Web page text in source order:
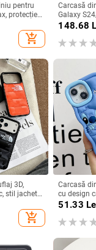
pentru
protecție
de
add_shopping_cart
Carcasă
Galaxy
prelucrată,
căldură,
148.68
3D,
stil jachetă
iPhone
add_shopping_cart
Carcasă
cu design
cădere,
(Pro/Max)
51.33